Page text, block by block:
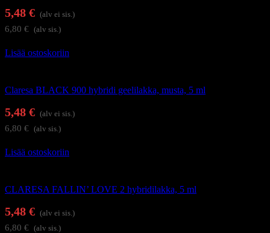
5,48 € (alv ei sis.)
6,80 € (alv sis.)
Lisää ostoskoriin
Claresa BLACK 900 hybridi geelilakka, musta, 5 ml
5,48 € (alv ei sis.)
6,80 € (alv sis.)
Lisää ostoskoriin
CLARESA FALLIN’ LOVE 2 hybridilakka, 5 ml
5,48 € (alv ei sis.)
6,80 € (alv sis.)